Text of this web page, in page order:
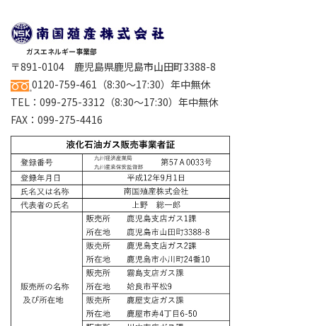
ガスエネルギー事業部
〒891-0104 鹿児島県鹿児島市山田町3388-8
0120-759-461 （8:30～17:30）年中無休
TEL： 099-275-3312 （8:30～17:30）年中無休
FAX：099-275-4416